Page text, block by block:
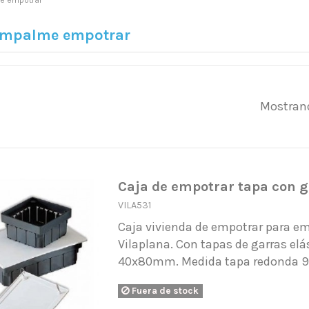
empotrar
Caja de empotrar tapa con
VILA531
Caja vivienda de empotrar para
Vilaplana. Con tapas de garras
40x80mm. Medida tapa redonda
Fuera de stock